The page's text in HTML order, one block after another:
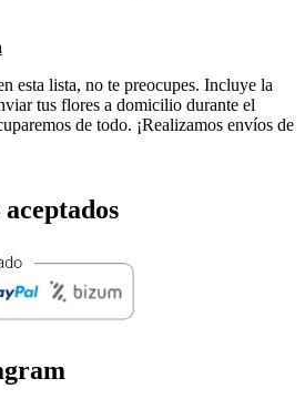
esta lista, no te preocupes. Incluye la
tus flores a domicilio durante el
de todo. ¡Realizamos envíos de